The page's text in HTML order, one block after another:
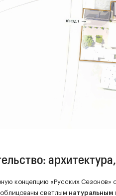
концепцию «Русских
светлым натуральным